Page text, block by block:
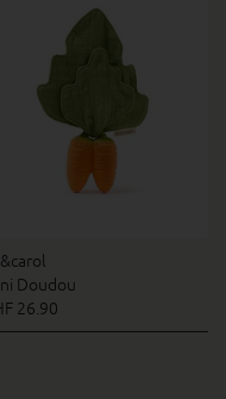
Doudou
26.90